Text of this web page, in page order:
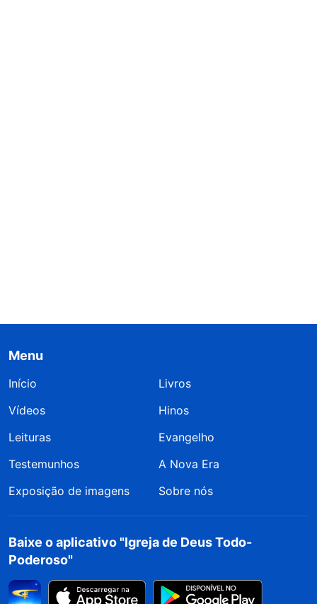
Menu
Início
Livros
Vídeos
Hinos
Leituras
Evangelho
Testemunhos
A Nova Era
Exposição de imagens
Sobre nós
Baixe o aplicativo "Igreja de Deus Todo-
Poderoso"